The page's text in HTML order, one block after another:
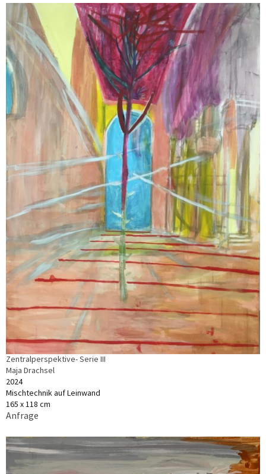
Zentralperspektive- Serie III
Maja Drachsel
2024
Mischtechnik auf Leinwand
165 x 118 cm
Anfrage